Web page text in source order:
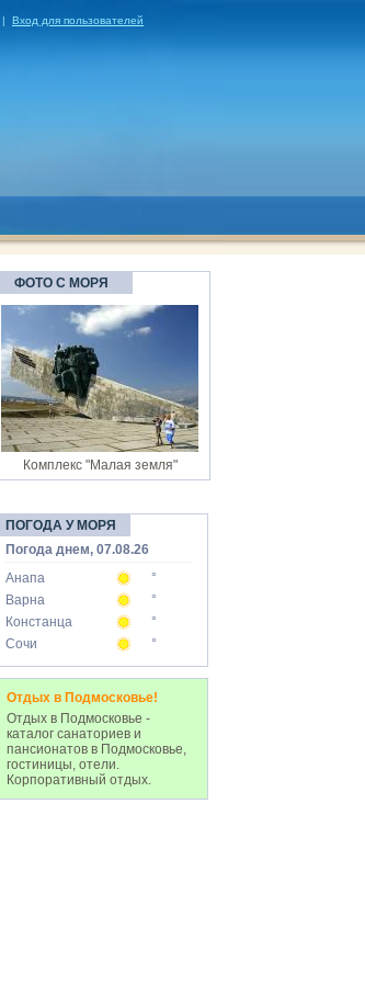
| Вход для пользователей
ФОТО С МОРЯ
Комплекс "Малая земля"
ПОГОДА У МОРЯ
Погода днем, 07.08.26
Анапа
°
Варна
°
Констанца
°
Сочи
°
Отдых в Подмосковье!
Отдых в Подмосковье -
каталог санаториев и
пансионатов в Подмосковье,
гостиницы, отели.
Корпоративный отдых.